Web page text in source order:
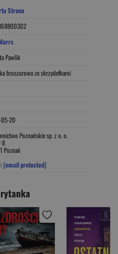
Strona
Pawlik
broszurowa ze skrzydełkami
20
Poznańskie sp. z o. o.
8
Poznań
[email protected]